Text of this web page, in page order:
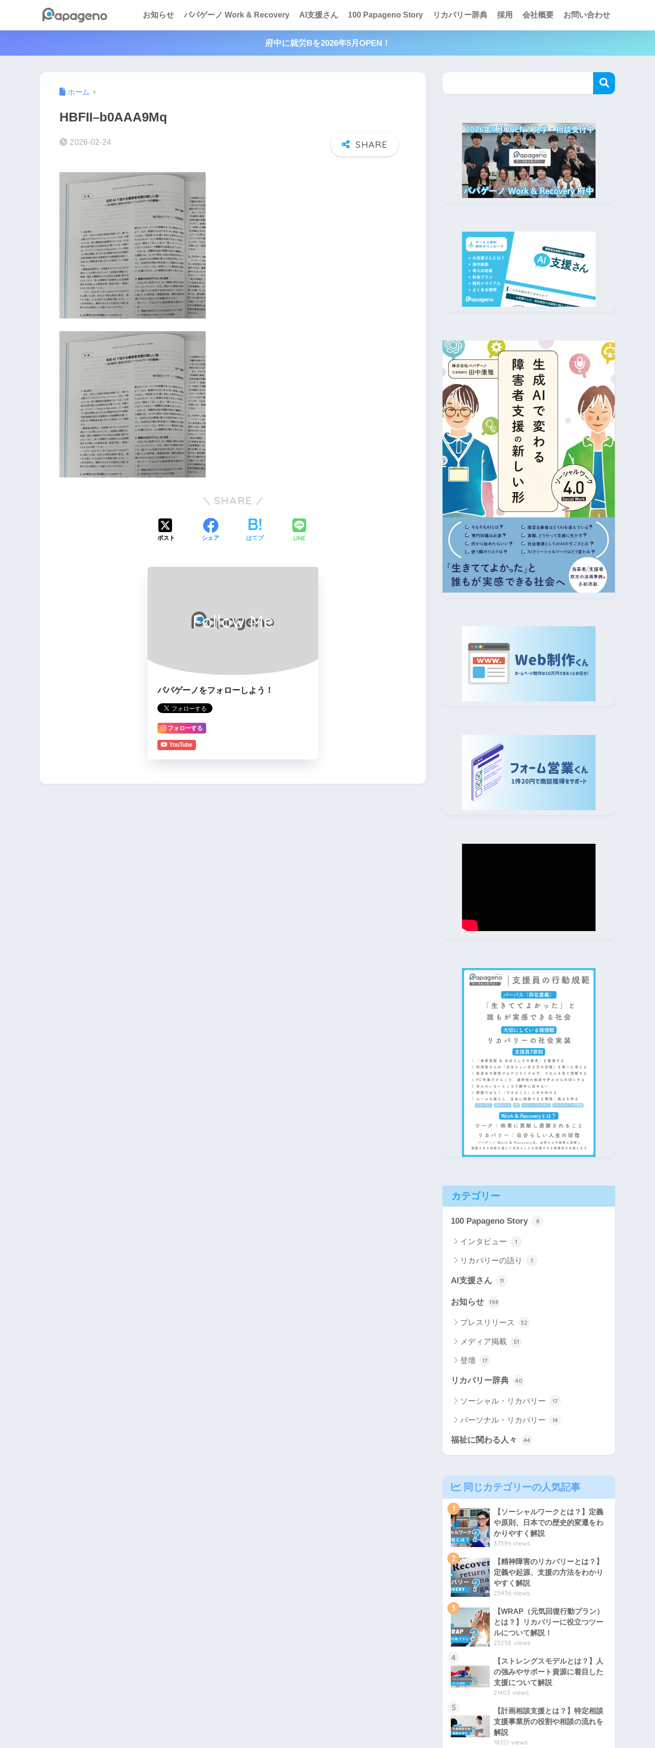
お知らせ パパゲーノ Work & Recovery AI支援さん 100 Papageno Story リカバリー辞典 採用 会社概要 お問い合わせ
府中に就労Bを2026年5月OPEN！
ホーム
HBFII–b0AAA9Mq
2026-02-24
SHARE
ポスト シェア はてブ LINE
Follow Me
パパゲーノをフォローしよう！
フォローする
YouTube
カテゴリー
100 Papageno Story 8
インタビュー 1
リカバリーの語り 7
AI支援さん 11
お知らせ 198
プレスリリース 32
メディア掲載 51
登壇 17
リカバリー辞典 40
ソーシャル・リカバリー 17
パーソナル・リカバリー 14
福祉に関わる人々 44
同じカテゴリーの人気記事
1
【ソーシャルワークとは？】定義
や原則、日本での歴史的変遷をわ
かりやすく解説
37396 views
2
【精神障害のリカバリーとは？】
定義や起源、支援の方法をわかり
やすく解説
25436 views
3
【WRAP（元気回復行動プラン）
とは？】リカバリーに役立つツー
ルについて解説！
23258 views
4
【ストレングスモデルとは？】人
の強みやサポート資源に着目した
支援について解説
21403 views
5
【計画相談支援とは？】特定相談
支援事業所の役割や相談の流れを
解説
18151 views